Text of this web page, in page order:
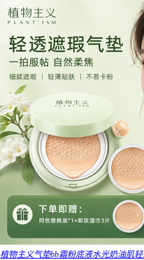
植物主义气垫bb霜粉底液水光奶油肌